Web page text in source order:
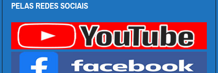
PELAS REDES SOCIAIS